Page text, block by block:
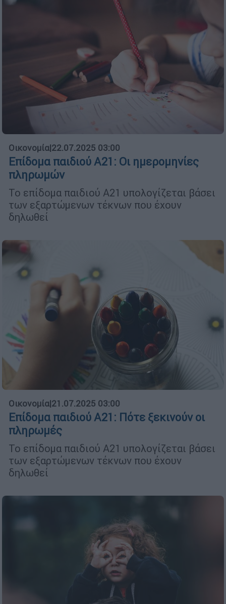
Οικονομία|22.07.2025 03:00
Επίδομα παιδιού Α21: Οι ημερομηνίες
πληρωμών
Το επίδομα παιδιού Α21 υπολογίζεται βάσει
των εξαρτώμενων τέκνων που έχουν
δηλωθεί
Οικονομία|21.07.2025 03:00
Επίδομα παιδιού Α21: Πότε ξεκινούν οι
πληρωμές
Το επίδομα παιδιού Α21 υπολογίζεται βάσει
των εξαρτώμενων τέκνων που έχουν
δηλωθεί